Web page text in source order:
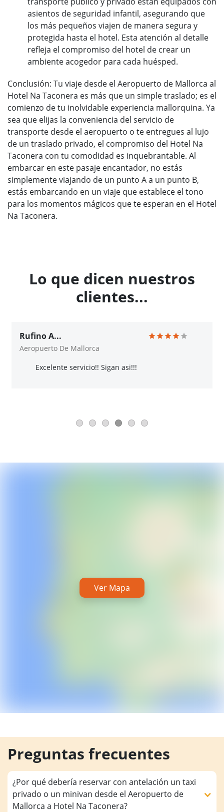
asientos de seguridad infantil, asegurando que
los más pequeños viajen de manera segura y
protegida hasta el hotel. Esta atención al detalle
refleja el compromiso del hotel de crear un
ambiente acogedor para cada huésped.
Conclusión: Tu viaje desde el Aeropuerto de Mallorca al
Hotel Na Taconera es más que un simple traslado; es el
comienzo de tu inolvidable experiencia mallorquina. Ya
sea que elijas la conveniencia del servicio de
transporte desde el aeropuerto o te entregues al lujo
de un traslado privado, el compromiso del Hotel Na
Taconera con tu comodidad es inquebrantable. Al
embarcar en este pasaje encantador, no estás
simplemente viajando de un punto A a un punto B,
estás embarcando en un viaje que establece el tono
para los momentos mágicos que te esperan en el Hotel
Na Taconera.
Lo que dicen nuestros
clientes...
Rufino A...
Aeropuerto De Mallorca
Excelente servicio!! Sigan asi!!!
Ver Mapa
Preguntas frecuentes
¿Por qué debería reservar con antelación un taxi
privado o un minivan desde el Aeropuerto de
Mallorca a Hotel Na Taconera?